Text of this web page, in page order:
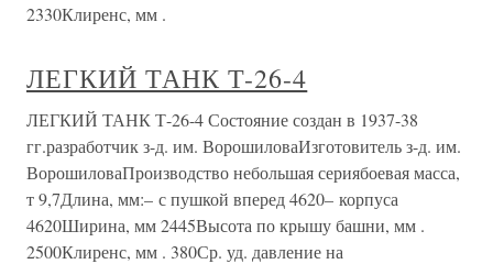
2330Клиренс, мм .
ЛЕГКИЙ ТАНК Т-26-4
ЛЕГКИЙ ТАНК Т-26-4 Состояние создан в 1937-38
гг.разработчик з-д. им. ВорошиловаИзготовитель з-д. им.
ВорошиловаПроизводство небольшая сериябоевая масса,
т 9,7Длина, мм:– с пушкой вперед 4620– корпуса
4620Ширина, мм 2445Высота по крышу башни, мм .
2500Клиренс, мм . 380Ср. уд. давление на